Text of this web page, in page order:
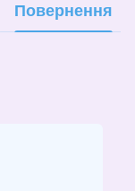
Повернення